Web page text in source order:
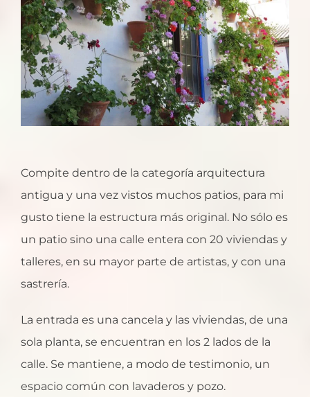
Compite dentro de la categoría arquitectura
antigua y una vez vistos muchos patios, para mi
gusto tiene la estructura más original. No sólo es
un patio sino una calle entera con 20 viviendas y
talleres, en su mayor parte de artistas, y con una
sastrería.
La entrada es una cancela y las viviendas, de una
sola planta, se encuentran en los 2 lados de la
calle. Se mantiene, a modo de testimonio, un
espacio común con lavaderos y pozo.